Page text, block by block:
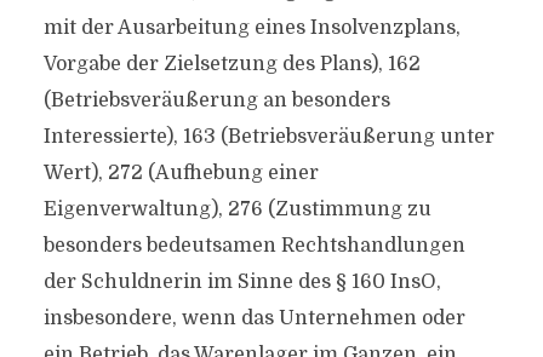
mit der Ausarbeitung eines Insolvenzplans,
Vorgabe der Zielsetzung des Plans), 162
(Betriebsveräußerung an besonders
Interessierte), 163 (Betriebsveräußerung unter
Wert), 272 (Aufhebung einer
Eigenverwaltung), 276 (Zustimmung zu
besonders bedeutsamen Rechtshandlungen
der Schuldnerin im Sinne des § 160 InsO,
insbesondere, wenn das Unternehmen oder